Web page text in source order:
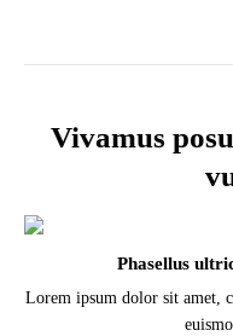
Vivamus
Phasellus
Lorem ipsum dolor sit amet,